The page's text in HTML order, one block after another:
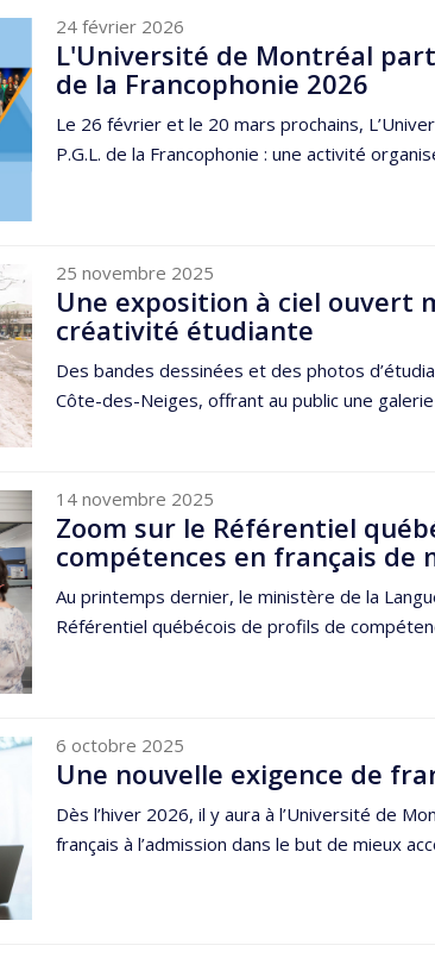
24 février 2026
L'Université de Montréal
de la Francophonie 2026
Le 26 février et le 20 mars prochains,
P.G.L. de la Francophonie : une activité
25 novembre 2025
Une exposition à ciel ouvert
créativité étudiante
Des bandes dessinées et des photos
Côte-des-Neiges, offrant au public une
14 novembre 2025
Zoom sur le Référentiel
compétences en français de
Au printemps dernier, le ministère de la
Référentiel québécois de profils de
6 octobre 2025
Une nouvelle exigence de
Dès l’hiver 2026, il y aura à l’Université de
français à l’admission dans le but de mieux